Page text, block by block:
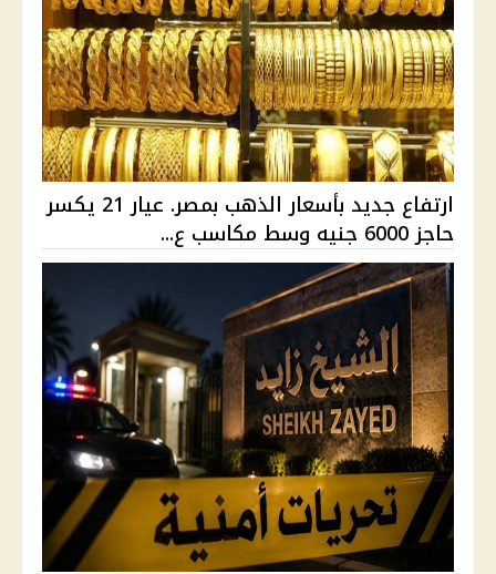
ارتفاع جديد بأسعار الذهب بمصر. عيار 21 يكسر
حاجز 6000 جنيه وسط مكاسب ع...